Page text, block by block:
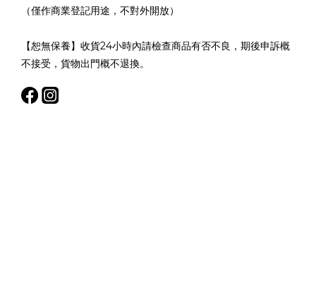
（僅作商業登記用途，不對外開放）
【恕無保養】收貨24小時內請檢查商品有否不良，期後申訴概
不接受，貨物出門概不退換。